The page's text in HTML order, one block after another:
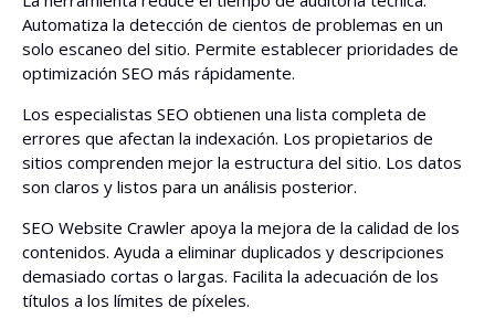
Automatiza la detección de cientos de problemas en un
solo escaneo del sitio. Permite establecer prioridades de
optimización SEO más rápidamente.
Los especialistas SEO obtienen una lista completa de
errores que afectan la indexación. Los propietarios de
sitios comprenden mejor la estructura del sitio. Los datos
son claros y listos para un análisis posterior.
SEO Website Crawler apoya la mejora de la calidad de los
contenidos. Ayuda a eliminar duplicados y descripciones
demasiado cortas o largas. Facilita la adecuación de los
títulos a los límites de píxeles.